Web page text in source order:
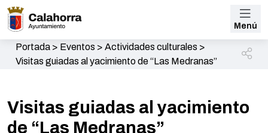
Menú
Portada> Eventos > Actividades culturales >
Visitas guiadas al yacimiento de “Las Medranas”
Visitas guiadas al yacimiento
de “Las Medranas”